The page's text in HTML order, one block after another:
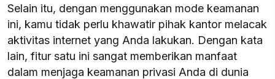
Selain itu, dengan menggunakan mode keamanan
ini, kamu tidak perlu khawatir pihak kantor melacak
aktivitas internet yang Anda lakukan. Dengan kata
lain, fitur satu ini sangat memberikan manfaat
dalam menjaga keamanan privasi Anda di dunia